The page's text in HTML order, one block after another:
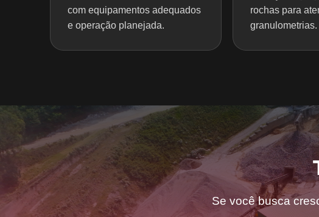
com equipamentos adequados
e operação planejada.
rochas para
granulometrias.
Se você busca